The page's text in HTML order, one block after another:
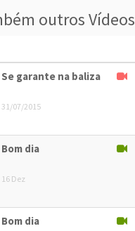
outros Vídeos
Se garante na baliza
31/07/2015
Bom dia
16 Dez
Bom dia